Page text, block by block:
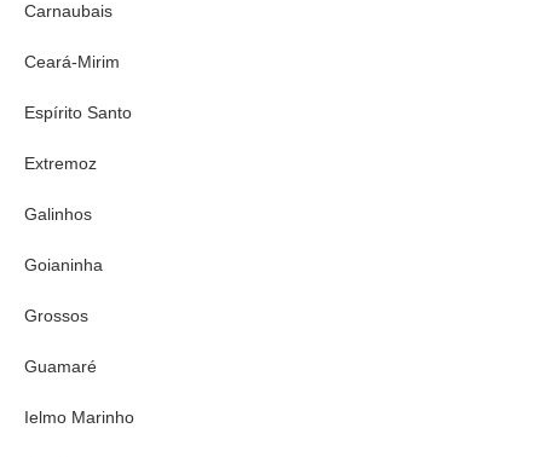
Carnaubais
Ceará-Mirim
Espírito Santo
Extremoz
Galinhos
Goianinha
Grossos
Guamaré
Ielmo Marinho